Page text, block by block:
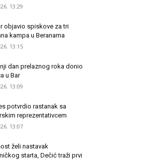
13:29
objavio spiskove za tri
kampa u Beranama
13:15
dan prelaznog roka donio
u Bar
13:09
potvrdio rastanak sa
reprezentativcem
13:07
želi nastavak
starta, Dečić traži prvi